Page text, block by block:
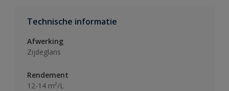
Technische informatie
Afwerking
Zijdeglans
Rendement
12-14 m²/L